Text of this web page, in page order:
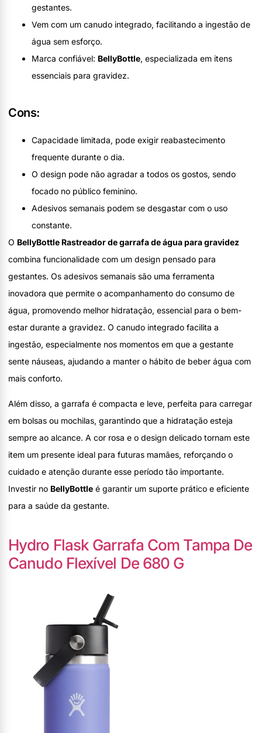
gestantes.
Vem com um canudo integrado, facilitando a ingestão de
água sem esforço.
Marca confiável: BellyBottle, especializada em itens
essenciais para gravidez.
Cons:
Capacidade limitada, pode exigir reabastecimento
frequente durante o dia.
O design pode não agradar a todos os gostos, sendo
focado no público feminino.
Adesivos semanais podem se desgastar com o uso
constante.
O BellyBottle Rastreador de garrafa de água para gravidez
combina funcionalidade com um design pensado para
gestantes. Os adesivos semanais são uma ferramenta
inovadora que permite o acompanhamento do consumo de
água, promovendo melhor hidratação, essencial para o bem-
estar durante a gravidez. O canudo integrado facilita a
ingestão, especialmente nos momentos em que a gestante
sente náuseas, ajudando a manter o hábito de beber água com
mais conforto.
Além disso, a garrafa é compacta e leve, perfeita para carregar
em bolsas ou mochilas, garantindo que a hidratação esteja
sempre ao alcance. A cor rosa e o design delicado tornam este
item um presente ideal para futuras mamães, reforçando o
cuidado e atenção durante esse período tão importante.
Investir no BellyBottle é garantir um suporte prático e eficiente
para a saúde da gestante.
Hydro Flask Garrafa Com Tampa De
Canudo Flexível De 680 G